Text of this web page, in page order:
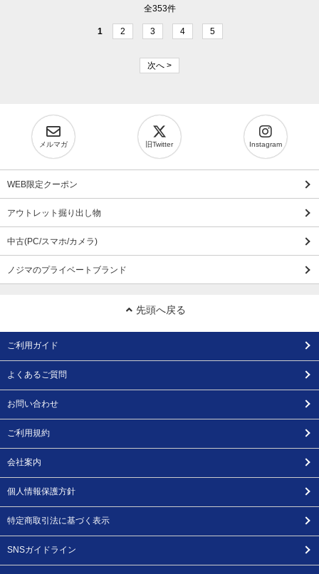
全353件
1 2 3 4 5
次へ >
メルマガ 旧Twitter Instagram
WEB限定クーポン
アウトレット掘り出し物
中古(PC/スマホ/カメラ)
ノジマのプライベートブランド
先頭へ戻る
ご利用ガイド
よくあるご質問
お問い合わせ
ご利用規約
会社案内
個人情報保護方針
特定商取引法に基づく表示
SNSガイドライン